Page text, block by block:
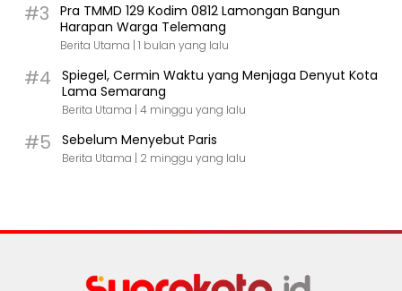
#3
Pra TMMD 129 Kodim 0812 Lamongan Bangun
Harapan Warga Telemang
Berita Utama | 1 bulan yang lalu
#4
Spiegel, Cermin Waktu yang Menjaga Denyut Kota
Lama Semarang
Berita Utama | 4 minggu yang lalu
#5 Sebelum Menyebut Paris
Berita Utama | 2 minggu yang lalu